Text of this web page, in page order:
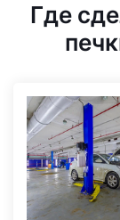
Где